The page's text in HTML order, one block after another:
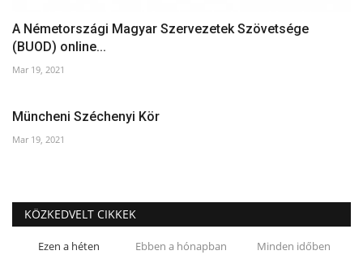
A Németországi Magyar Szervezetek Szövetsége
(BUOD) online...
Mar 19, 2021
Müncheni Széchenyi Kör
Mar 19, 2021
KÖZKEDVELT CIKKEK
Ezen a héten Ebben a hónapban Minden időben